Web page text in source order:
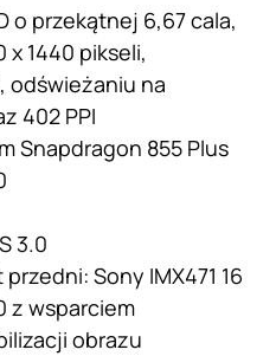
o przekątnej 6,67 cala,
x 1440 pikseli,
odświeżaniu na
402 PPI
Snapdragon 855 Plus
3.0
Sony IMX471 16
z wsparciem
obrazu